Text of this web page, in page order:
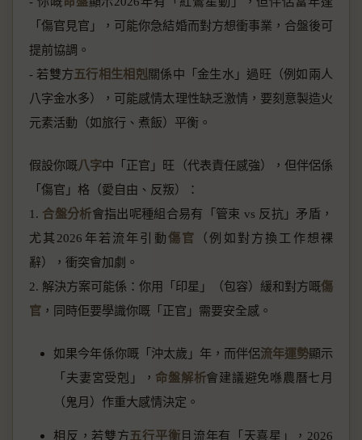
「傷官見官」，可能你急結婚而對方想衝事業，合盤後可
提前協調。
- 若雙方五行相生相剋關係中「金生水」過旺（例如兩人
八字金水多），可能感情太理性缺乏激情，要刻意製造火
元素活動（如旅行、煮飯）平衡。
假設你嘅八字中「正官」旺（代表責任感強），但伴侶係
「傷官」格（愛自由、反叛）：
1. 合盤分析會指出呢種組合易有「管束 vs 反抗」矛盾，
尤其2026年若流年引動傷官
（例如對方換工作想裸
辭），衝突會加劇。
2. 解決方案可能係：你用「印星」（包容）緩和對方嘅傷
官 ，同時佢要學識你嘅「正官」需要安全感。
如果今年係你嘅「沖太歲」年，而伴侶流年運勢顯示
「夫妻宮受剋」， 命盤解析會建議避免喺農曆七月
（鬼月）作重大感情決定。
相反，若雙方五行平衡 且流年有「天喜星」，2026